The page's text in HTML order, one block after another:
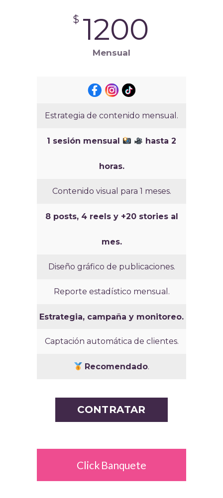
$ 1200
Mensual
Estrategia de contenido mensual.
1 sesión mensual hasta 2
horas.
Contenido visual para 1 meses.
8 posts, 4 reels y +20 stories al
mes.
Diseño gráfico de publicaciones.
Reporte estadístico mensual.
Estrategia, campaña y monitoreo.
Captación automática de clientes.
Recomendado.
CONTRATAR
Click Banquete